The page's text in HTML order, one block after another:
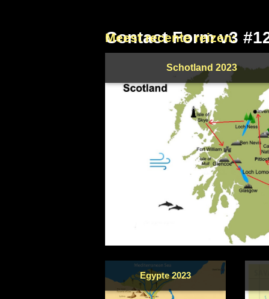
Contact Form v3
Meest recente reizen:
Schotland 2023
Egypte 2023